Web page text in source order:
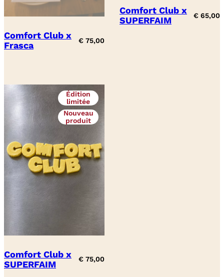
Comfort Club x
Frasca
€ 75,00
Comfort Club x
SUPERFAIM
€ 65,00
Édition
limitée
Nouveau
produit
Comfort Club x
SUPERFAIM
€ 75,00